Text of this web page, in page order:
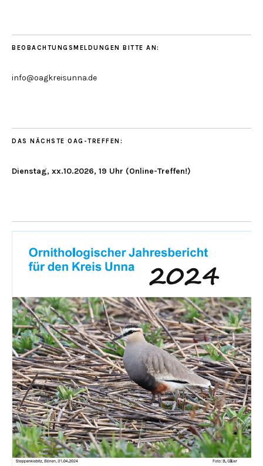
BEOBACHTUNGSMELDUNGEN BITTE AN:
info@oagkreisunna.de
DAS NÄCHSTE OAG-TREFFEN:
Dienstag, xx.10.2026, 19 Uhr (Online-Treffen!)